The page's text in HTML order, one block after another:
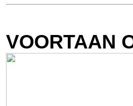
VOORTAAN